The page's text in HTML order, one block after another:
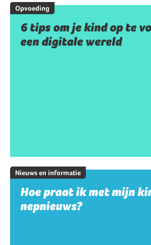
Opvoeding
6 tips om je kind op te
een digitale wereld
Nieuws en informatie
Hoe praat ik met mijn
nepnieuws?